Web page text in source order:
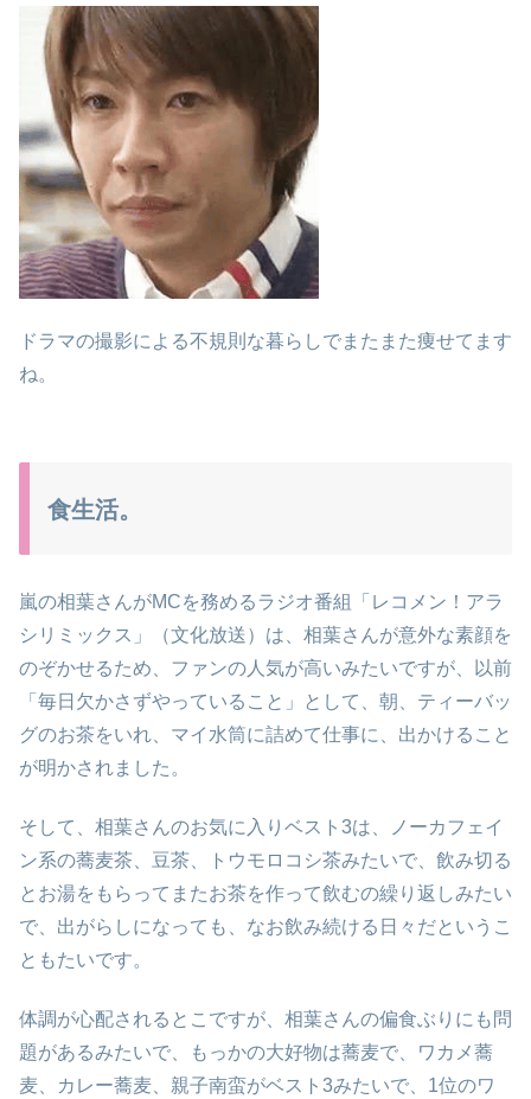
ドラマの撮影による不規則な暮らしでまたまた痩せてます
ね。
食生活。
嵐の相葉さんがMCを務めるラジオ番組「レコメン！アラ
シリミックス」（文化放送）は、相葉さんが意外な素顔を
のぞかせるため、ファンの人気が高いみたいですが、以前
「毎日欠かさずやっていること」として、朝、ティーバッ
グのお茶をいれ、マイ水筒に詰めて仕事に、出かけること
が明かされました。
そして、相葉さんのお気に入りベスト3は、ノーカフェイ
ン系の蕎麦茶、豆茶、トウモロコシ茶みたいで、飲み切る
とお湯をもらってまたお茶を作って飲むの繰り返しみたい
で、出がらしになっても、なお飲み続ける日々だというこ
ともたいです。
体調が心配されるとこですが、相葉さんの偏食ぶりにも問
題があるみたいで、もっかの大好物は蕎麦で、ワカメ蕎
麦、カレー蕎麦、親子南蛮がベスト3みたいで、1位のワ